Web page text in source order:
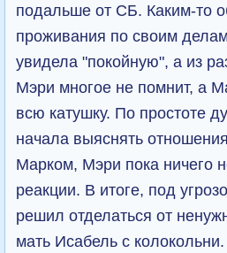
подальше от СБ. Каким-то
проживания по своим
увидела "покойную", а из
Мэри многое не помнит, а
всю катушку. По простоте
начала выяснять
Марком, Мэри пока ничего
реакции. В итоге, под
решил отделаться от
мать Исабель с